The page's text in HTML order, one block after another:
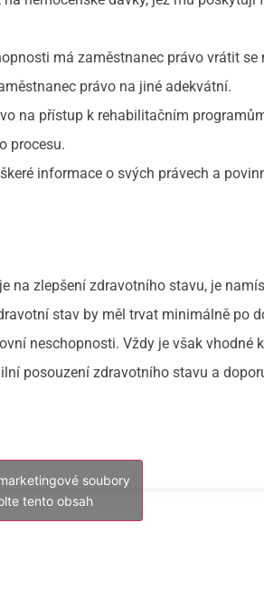
má zaměstnanec právo vrátit se
právo na jiné adekvátní.
na přístup k rehabilitačním
procesu.
informace o svých právech a
na zlepšení zdravotního stavu, je
stav by měl trvat minimálně po
neschopnosti. Vždy je však vhodné
posouzení zdravotního stavu a
soubory
tento obsah